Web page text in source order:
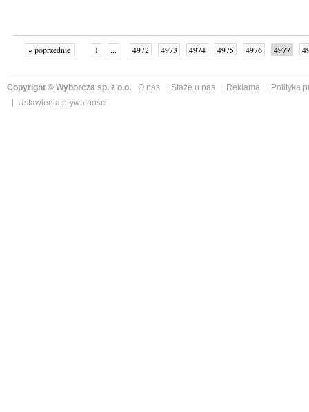
« poprzednie 1 ... 4972 4973 4974 4975 4976 4977
Copyright © Wyborcza sp. z o.o. O nas Staże u nas Reklama
Polityka
Ustawienia prywatności